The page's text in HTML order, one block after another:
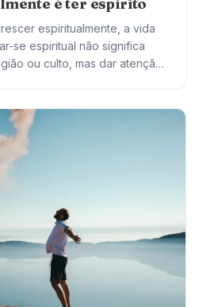
espiritualmente, a vida
se espiritual não significa
ou culto, mas dar atenção